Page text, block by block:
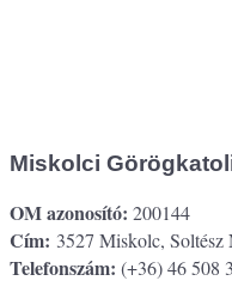
Miskolci
OM azonosító: 200144
Cím: 3527 Miskolc,
Telefonszám: (+36) 46 508